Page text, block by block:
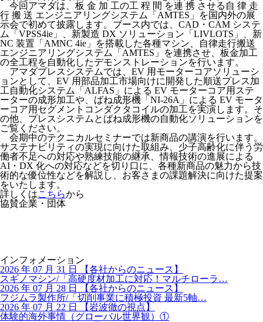
今回アマダは、板 金 加 工の工 程 間 を連 携 させる自 律 走
行 搬 送 エンジニアリングシステム「AMTES」を国内外の展
示会で初めて披露します。ブース内では、CAD・CAM システ
ム「VPSS4ie」、新製造 DX ソリューション「LIVLOTS」、新
NC 装置「AMNC 4ie」を搭載した各種マシン、自律走行搬送
エンジニアリングシステム「AMTES」を連携させ、板金加工
の全工程を自動化したデモンストレーションを行います。
アマダプレスシステムでは、EV 用モーターコアソリューシ
ョンとして、EV 用部品加工市場向けに開発した順送プレス加
工自動化システム「ALFAS」による EV モーターコア用ステ
ーターの成形加工や、ばね成形機「NI-26A」による EV モータ
ーコア用セグメントコンダクタコイルの加工を実演します。そ
の他、プレスシステムとばね成形機の自動化ソリューションを
ご覧ください。
会期中のテクニカルセミナーでは新商品の講演を行います。
サステナビリティの実現に向けた取組み、少子高齢化に伴う労
働者不足への対応や熟練技能の継承、情報技術の進展による
AI・DX 化への対応などを切り口に、各種新商品の魅力から技
術的な優位性などを解説し、お客さまの課題解決に向けた提案
をいたします。
詳しくはこちらから
協賛企業・団体
インフォメーション
2026 年 07 月 31 日
【各社からのニュース】
スギノマシン/「高硬度材加工に対応！マルチローラ…
2026 年 07 月 28 日
【各社からのニュース】
フジムラ製作所/「切削事業に積極投資 最新5軸…
2026 年 07 月 22 日
【岩波徹の視点】
体験的海外事情（グローバル世界観）①